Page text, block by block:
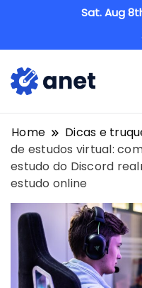
Sat. Aug
Home Dicas e
de estudos virtual:
estudo do Discord
estudo online